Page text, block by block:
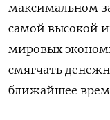
максимальном
самой высокой
мировых
смягчать
ближайшее